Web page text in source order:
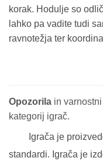
korak. Hodulje so
lahko pa vadite tudi
ravnotežja ter
Opozorila in
kategorij igrač.
Igrača je
standardi. Igrača je